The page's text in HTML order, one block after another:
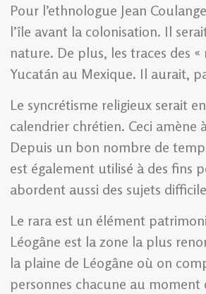
Pour l’ethnologue Jean
l’île avant la colonisation. Il
nature. De plus, les traces des
Yucatán au Mexique. Il aurait,
Le syncrétisme religieux serait
calendrier chrétien. Ceci amène
Depuis un bon nombre de
est également utilisé à des fins
abordent aussi des sujets
Le rara est un élément
Léogâne est la zone la plus
la plaine de Léogâne où on
personnes chacune au moment